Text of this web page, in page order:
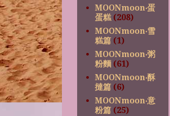
MOONmoon‧蛋
蛋糕 (208)
MOONmoon‧雪
糕篇 (1)
MOONmoon‧粥
粉麵 (61)
MOONmoon‧酥
撻篇 (6)
MOONmoon‧意
粉篇 (25)